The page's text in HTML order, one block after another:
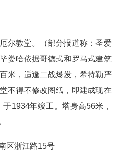
尔教堂。（部分报道称：圣爱
娄哈依据哥德式和罗马式建筑
米，适逢二战爆发，希特勒严
不得不修改图纸，即建成现在
1934年竣工。塔身高56米，
区浙江路15号